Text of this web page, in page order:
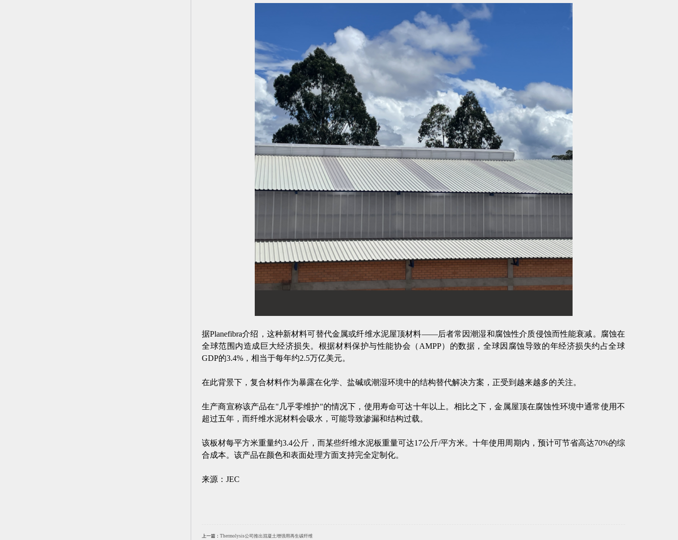
据Planefibra介绍，这种新材料可替代金属或纤维水泥屋顶材料——后者常因潮湿和腐蚀性介质侵蚀而性能衰减。腐蚀在
全球范围内造成巨大经济损失。根据材料保护与性能协会（AMPP）的数据，全球因腐蚀导致的年经济损失约占全球
GDP的3.4%，相当于每年约2.5万亿美元。
在此背景下，复合材料作为暴露在化学、盐碱或潮湿环境中的结构替代解决方案，正受到越来越多的关注。
生产商宣称该产品在"几乎零维护"的情况下，使用寿命可达十年以上。相比之下，金属屋顶在腐蚀性环境中通常使用不
超过五年，而纤维水泥材料会吸水，可能导致渗漏和结构过载。
该板材每平方米重量约3.4公斤，而某些纤维水泥板重量可达17公斤/平方米。十年使用周期内，预计可节省高达70%的综
合成本。该产品在颜色和表面处理方面支持完全定制化。
来源：JEC
上一篇： Thermolysis公司推出混凝土增强用再生碳纤维